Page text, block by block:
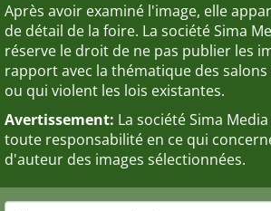
Après avoir examiné l'image, elle
de détail de la foire. La société Sima
réserve le droit de ne pas publier les
rapport avec la thématique des
ou qui violent les lois existantes.
Avertissement: La société Sima
toute responsabilité en ce qui
d'auteur des images sélectionnées.